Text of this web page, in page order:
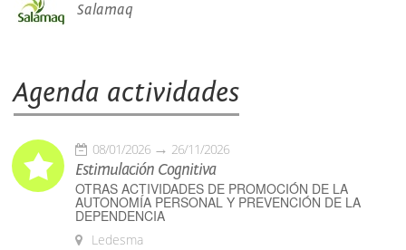
Salamaq
Agenda actividades
08/01/2026 26/11/2026
Estimulación Cognitiva
OTRAS ACTIVIDADES DE PROMOCIÓN DE LA
AUTONOMÍA PERSONAL Y PREVENCIÓN DE LA
DEPENDENCIA
Ledesma